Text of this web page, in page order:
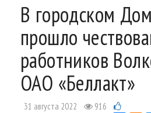
В городском
прошло
работников
ОАО «Беллакт»
31 августа 2022 916